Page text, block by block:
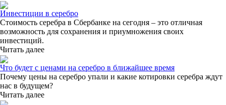
Инвестиции в серебро
Стоимость серебра в Сбербанке на сегодня – это отличная
возможность для сохранения и приумножения своих
инвестиций.
Читать далее
Что будет с ценами на серебро в ближайшее время
Почему цены на серебро упали и какие котировки серебра ждут
нас в будущем?
Читать далее